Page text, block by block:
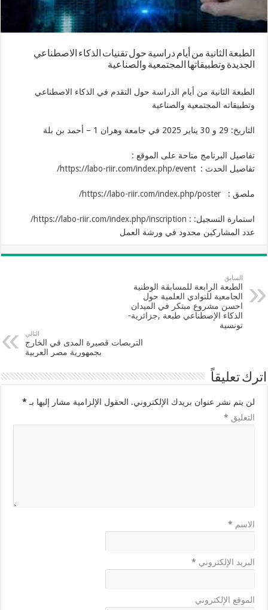
الطبعة الثانية من أيام دراسية حول تقنيات الذكاء الاصطناعي
الجديدة وتطبيقاتها المجتمعية والصناعية
الطبعة الثانية من أيام الدراسة حول التقدم في الذكاء الاصطناعي
وتطبيقاته المجتمعية والصناعية
التاريخ: 29 و 30 يناير 2025 في جامعة وهران 1 – أحمد بن بلة
تفاصيل البرنامج متاحة على الموقع :
تفاصيل الحدث :
https://labo-riir.com/index.php/event/
ملصق : https://labo-riir.com/index.php/poster/
استمارة التسجيل: : https://labo-riir.com/index.php/inscription/
عدد المشاركين محدود في ورشة العمل
السابق
الطبعة الرابعة للمسابقة الوطنية
الجامعية للنوادي العلمية حول
احسن مشروع مبتكر في الميدان
الذكاء الإصطناعي طبعة ,جزائرية-
تونسية
التالي
التربصات قصيرة المدى في الخارج
بجمهورية مصر العربية
اترك تعليقاً
لن يتم نشر عنوان بريدك الإلكتروني. الحقول الإلزامية مشار إليها بـ *
التعليق *
الاسم *
البريد الإلكتروني *
الموقع الإلكتروني